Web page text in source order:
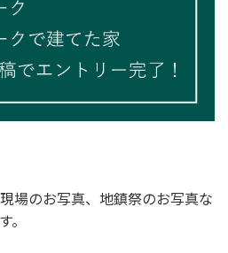
場のお写真、地鎮祭のお写真な
。